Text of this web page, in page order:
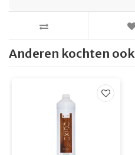
Anderen kochten ook